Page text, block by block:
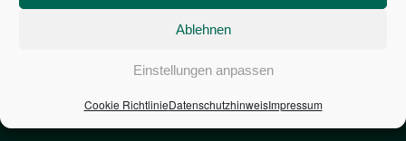
Ablehnen
Einstellungen anpassen
Cookie RichtlinieDatenschutzhinweisImpressum
1,601€
ZINSEN